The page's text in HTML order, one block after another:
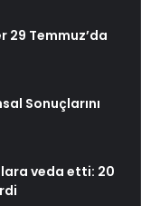
29 Temmuz’da
Sonuçlarını
veda etti: 20